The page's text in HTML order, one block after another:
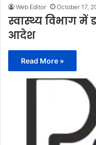
Web Editor October 17,
स्वास्थ्य विभाग में
आदेश
Read More »